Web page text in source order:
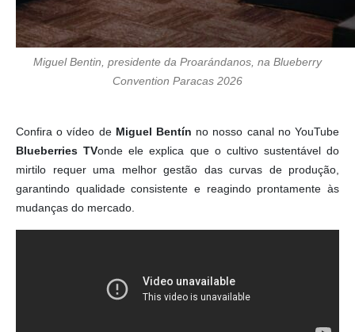
Miguel Bentin, presidente da Proarándanos, na Blueberry
Convention Paracas 2026
Confira o vídeo de Miguel Bentín no nosso canal no YouTube
Blueberries TVonde ele explica que o cultivo sustentável do
mirtilo requer uma melhor gestão das curvas de produção,
garantindo qualidade consistente e reagindo prontamente às
mudanças do mercado.